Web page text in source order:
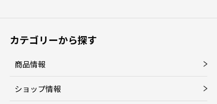
カテゴリーから探す
商品情報
ショップ情報